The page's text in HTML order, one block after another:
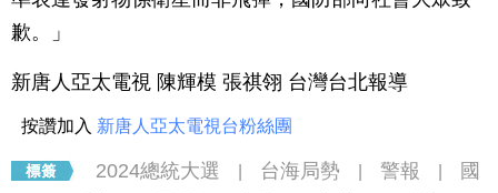
歉。」
新唐人亞太電視 陳輝模 張祺翎 台灣台北報導
按讚加入 新唐人亞太電視台粉絲團
2024總統大選 台海局勢 警報
國